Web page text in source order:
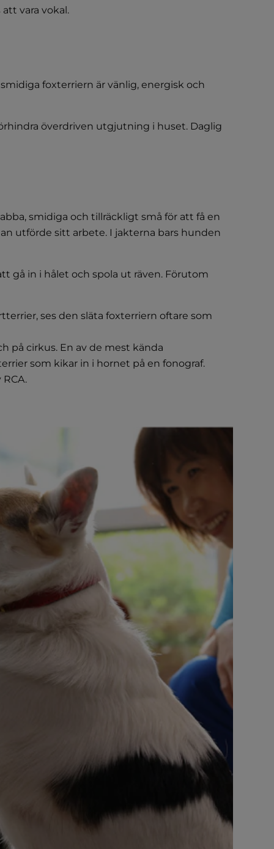
vara vokal.
foxterriern är vänlig, energisk och
överdriven utgjutning i huset. Daglig
smidiga och tillräckligt små för att få en
utförde sitt arbete. I jakterna bars hunden
gå in i hålet och spola ut räven. Förutom
ses den släta foxterriern oftare som
på cirkus. En av de mest kända
som kikar in i hornet på en fonograf.